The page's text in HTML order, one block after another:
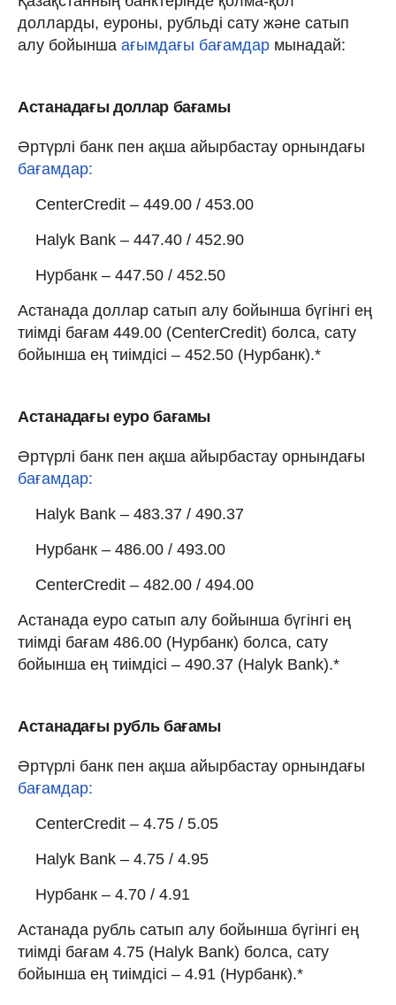
долларды, еуроны, рубльді сату және сатып
алу бойынша ағымдағы бағамдар мынадай:
Астанадағы доллар бағамы
Әртүрлі банк пен ақша айырбастау орнындағы
бағамдар:
CenterCredit – 449.00 / 453.00
Halyk Bank – 447.40 / 452.90
Нурбанк – 447.50 / 452.50
Астанада доллар сатып алу бойынша бүгінгі ең
тиімді бағам 449.00 (CenterCredit) болса, сату
бойынша ең тиімдісі – 452.50 (Нурбанк).*
Астанадағы еуро бағамы
Әртүрлі банк пен ақша айырбастау орнындағы
бағамдар:
Halyk Bank – 483.37 / 490.37
Нурбанк – 486.00 / 493.00
CenterCredit – 482.00 / 494.00
Астанада еуро сатып алу бойынша бүгінгі ең
тиімді бағам 486.00 (Нурбанк) болса, сату
бойынша ең тиімдісі – 490.37 (Halyk Bank).*
Астанадағы рубль бағамы
Әртүрлі банк пен ақша айырбастау орнындағы
бағамдар:
CenterCredit – 4.75 / 5.05
Halyk Bank – 4.75 / 4.95
Нурбанк – 4.70 / 4.91
Астанада рубль сатып алу бойынша бүгінгі ең
тиімді бағам 4.75 (Halyk Bank) болса, сату
бойынша ең тиімдісі – 4.91 (Нурбанк).*